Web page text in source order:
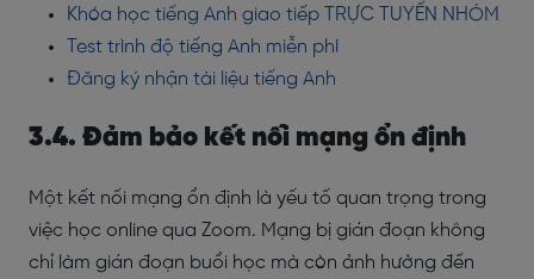
Khóa học tiếng Anh giao tiếp TRỰC TUYẾN NHÓM
Test trình độ tiếng Anh miễn phí
Đăng ký nhận tài liệu tiếng Anh
3.4. Đảm bảo kết nối mạng ổn định
Một kết nối mạng ổn định là yếu tố quan trọng trong
việc học online qua Zoom. Mạng bị gián đoạn không
chỉ làm gián đoạn buổi học mà còn ảnh hưởng đến